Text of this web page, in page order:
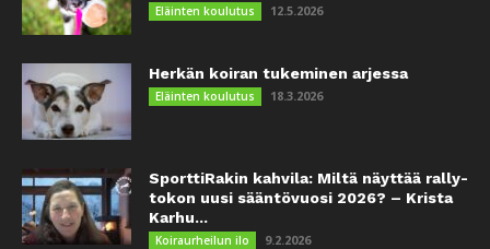
Eläinten koulutus 12.5.2026
Herkän koiran tukeminen arjessa
Eläinten koulutus 18.3.2026
SporttiRakin kahvila: Miltä näyttää rally-
tokon uusi sääntövuosi 2026? – Krista
Karhu...
Koiraurheilun ilo 9.2.2026